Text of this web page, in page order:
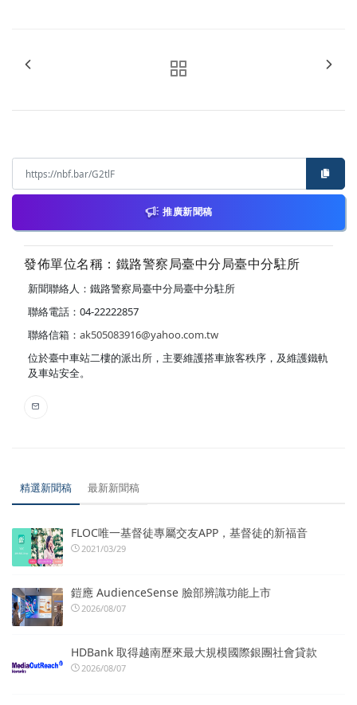
推廣新聞稿
發佈單位名稱：鐵路警察局臺中分局臺中分駐所
新聞聯絡人：鐵路警察局臺中分局臺中分駐所
聯絡電話：04-22222857
聯絡信箱： ak505083916@yahoo.com.tw
位於臺中車站二樓的派出所，主要維護搭車旅客秩序，及維護鐵軌
及車站安全。
精選新聞稿 最新新聞稿
FLOC唯一基督徒專屬交友APP，基督徒的新福音
2021/03/29
鎧應 AudienceSense 臉部辨識功能上市
2026/08/07
HDBank 取得越南歷來最大規模國際銀團社會貸款
2026/08/07